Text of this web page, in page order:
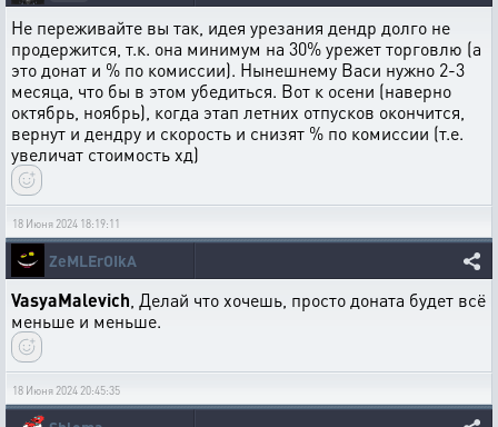
Не переживайте вы так, идея урезания дендр долго не
продержится, т.к. она минимум на 30% урежет торговлю (а
это донат и % по комиссии). Нынешнему Васи нужно 2-3
месяца, что бы в этом убедиться. Вот к осени (наверно
октябрь, ноябрь), когда этап летних отпусков окончится,
вернут и дендру и скорость и снизят % по комиссии (т.е.
увеличат стоимость хд)
18 Июня 2024 18:19:11
ZeMLErOIkA
VasyaMalevich , Делай что хочешь, просто доната будет всё
меньше и меньше.
18 Июня 2024 20:45:35